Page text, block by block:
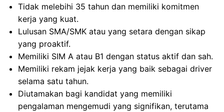
Tidak melebihi 35 tahun dan memiliki komitmen
kerja yang kuat.
Lulusan SMA/SMK atau yang setara dengan sikap
yang proaktif.
Memiliki SIM A atau B1 dengan status aktif dan sah.
Memiliki rekam jejak kerja yang baik sebagai driver
selama satu tahun.
Diutamakan bagi kandidat yang memiliki
pengalaman mengemudi yang signifikan, terutama